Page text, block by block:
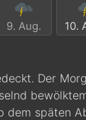
9. Aug. 10.
Der
dem späten